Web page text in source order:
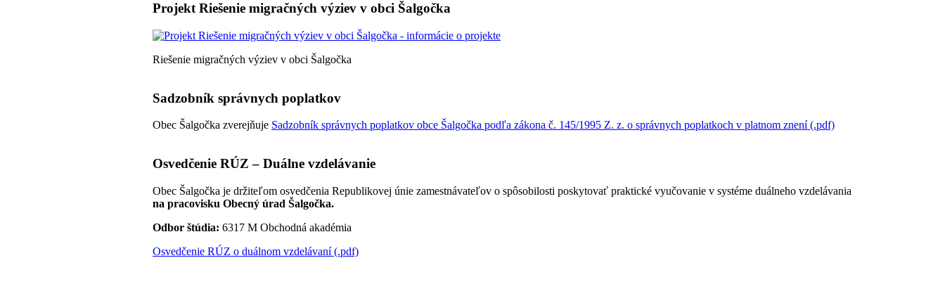
Projekt Riešenie migračných výziev v obci Šalgočka
Riešenie migračných výziev v obci Šalgočka
Sadzobník správnych poplatkov
Obec Šalgočka zverejňuje Sadzobník správnych poplatkov obce Šalgočka podľa zákona č. 145/1995 Z. z. o správnych poplatkoch v platnom znení (.pdf)
Osvedčenie RÚZ – Duálne vzdelávanie
Obec Šalgočka je držiteľom osvedčenia Republikovej únie zamestnávateľov o spôsobilosti poskytovať praktické vyučovanie v systéme duálneho vzdelávania
na pracovisku Obecný úrad Šalgočka.
Odbor štúdia: 6317 M Obchodná akadémia
Osvedčenie RÚZ o duálnom vzdelávaní (.pdf)